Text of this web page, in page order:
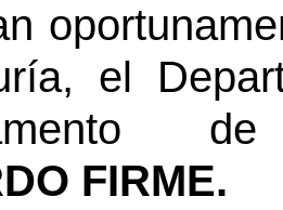
el
FIRME.